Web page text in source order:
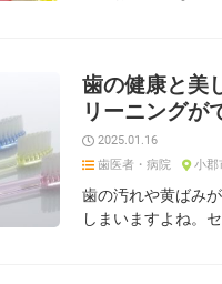
歯の健康と美
リーニングが
2025.01.16
歯医者・病院
小郡
歯の汚れや黄ばみ
しまいますよね。